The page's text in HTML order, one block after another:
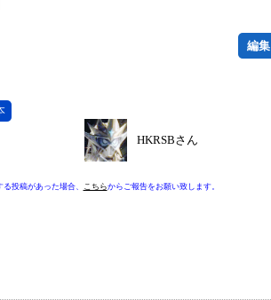
編集
HKRSBさん
投稿があった場合、 こちらからご報告をお願い致します。